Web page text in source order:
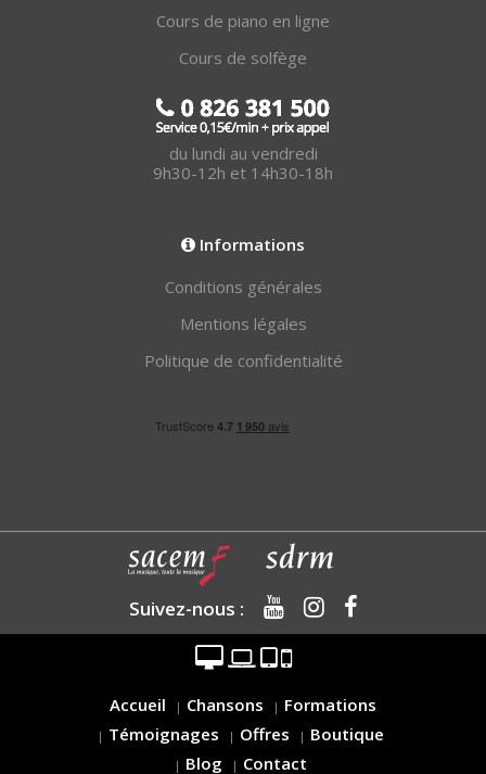
Cours de piano en ligne
Cours de solfège
du lundi au vendredi
9h30-12h et 14h30-18h
Informations
Conditions générales
Mentions légales
Politique de confidentialité
Suivez-nous :
Accueil Chansons
Formations
Témoignages
Offres
Boutique
Blog
Contact